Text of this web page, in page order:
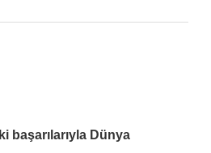
başarılarıyla Dünya